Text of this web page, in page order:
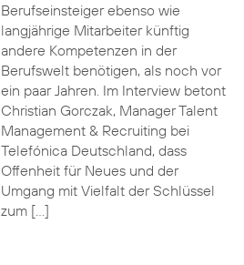
Berufseinsteiger ebenso wie
langjährige Mitarbeiter künftig
andere Kompetenzen in der
Berufswelt benötigen, als noch vor
ein paar Jahren. Im Interview betont
Christian Gorczak, Manager Talent
Management & Recruiting bei
Telefónica Deutschland, dass
Offenheit für Neues und der
Umgang mit Vielfalt der Schlüssel
zum […]